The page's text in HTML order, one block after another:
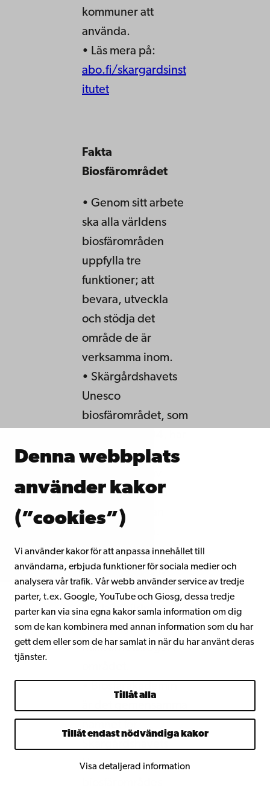
Denna webbplats
använder kakor
(”cookies”)
Vi använder kakor för att anpassa innehållet till
användarna, erbjuda funktioner för sociala medier och
analysera vår trafik. Vår webb använder service av tredje
parter, t.ex. Google, YouTube och Giosg, dessa tredje
parter kan via sina egna kakor samla information om dig
som de kan kombinera med annan information som du har
gett dem eller som de har samlat in när du har använt deras
tjänster.
Tillåt alla
Tillåt endast nödvändiga kakor
Visa detaljerad information
kommuner att
använda.
• Läs mera på:
abo.fi/skargardsinst
itutet
Fakta
Biosfärområdet
• Genom sitt arbete
ska alla världens
biosfärområden
uppfylla tre
funktioner; att
bevara, utveckla
och stödja det
område de är
verksamma inom.
• Skärgårdshavets
Unesco
biosfärområdet, som
drygt 3 400
cirka 360 bor på
mindre öar utan
landsvägsfärja.
• En viktig del av
biosfärområdets
stöda utbildning
inom miljö- och
hållbarhetsfrågor i
Unesco